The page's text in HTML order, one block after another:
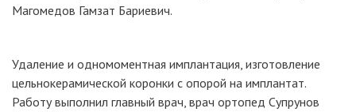
Магомедов Гамзат Бариевич.
Удаление и одномоментная имплантация, изготовление
цельнокерамической коронки с опорой на имплантат.
Работу выполнил главный врач, врач ортопед Супрунов